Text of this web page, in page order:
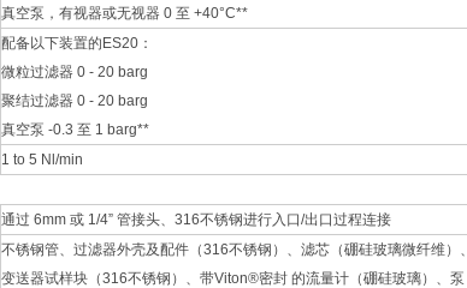
真空泵，有视器或无视器 0 至 +40°C**
配备以下装置的ES20：
微粒过滤器 0 - 20 barg
聚结过滤器 0 - 20 barg
真空泵 -0.3 至 1 barg**
1 to 5 Nl/min
通过 6mm 或 1/4” 管接头、316不锈钢进行入口/出口过程连接
不锈钢管、过滤器外壳及配件（316不锈钢）、滤芯（硼硅玻璃微纤维）、
变送器试样块（316不锈钢）、带Viton®密封 的流量计（硼硅玻璃）、泵